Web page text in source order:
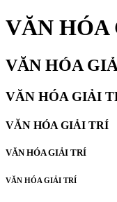
VĂN
VĂN HÓA
VĂN HÓA GIẢI
VĂN HÓA GIẢI TRÍ
VĂN HÓA GIẢI TRÍ
VĂN HÓA GIẢI TRÍ